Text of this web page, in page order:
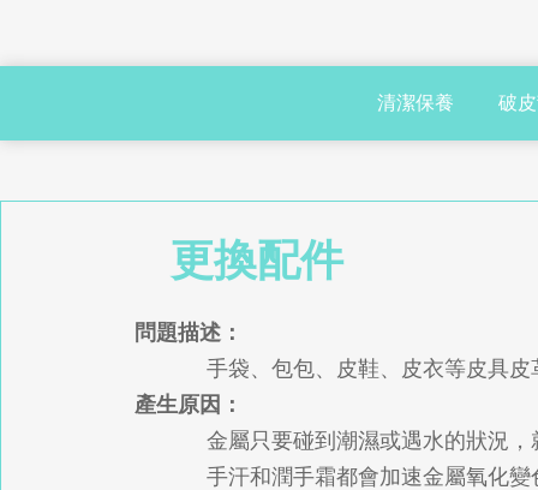
清潔保養 破
更換配件
問題描述：
手袋、包包、皮鞋、皮衣等皮具
產生原因：
金屬只要碰到潮濕或遇水的狀況，
手汗和潤手霜都會加速金屬氧化變